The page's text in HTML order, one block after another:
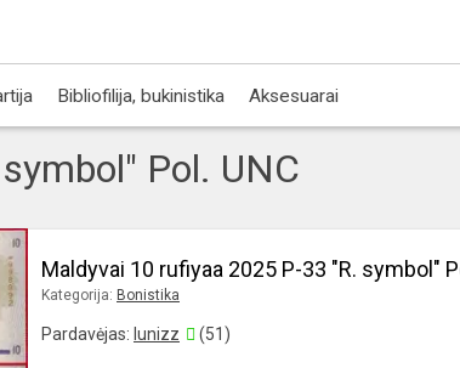
Bibliofilija, bukinistika Aksesuarai
Pol. UNC
Maldyvai 10 rufiyaa 2025 P-33 "R. symbol"
Kategorija: Bonistika
Pardavėjas: lunizz (51)